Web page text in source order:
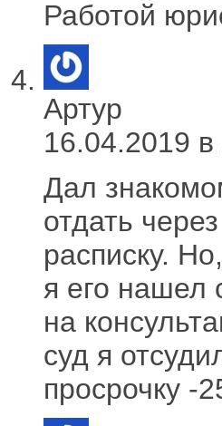
Работой
Артур
16.04.2019 в
Дал
отдать
расписку.
я его нашел
на
суд я
просрочку -